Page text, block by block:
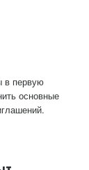
в первую
основные